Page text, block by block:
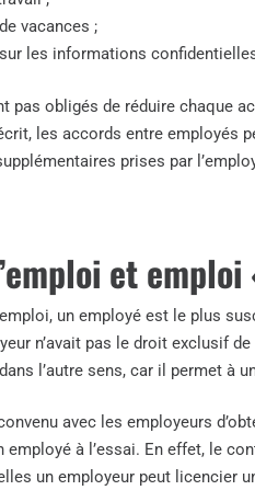
vacances ;
les informations
pas obligés de réduire chaque
les accords entre employés
prises par
et
un employé est le plus
n’avait pas le droit exclusif
l’autre sens, car il permet à
avec les employeurs
à l’essai. En effet, le
un employeur peut licencier